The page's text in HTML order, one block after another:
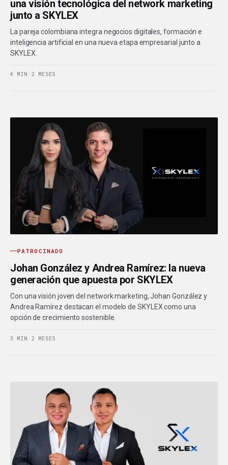
una visión tecnológica del network marketing
junto a SKYLEX
La pareja colombiana integra negocios digitales, formación e
inteligencia artificial en una nueva etapa empresarial junto a
SKYLEX.
4 MIN · 2 MESES
PATROCINADO
Johan González y Andrea Ramírez: la nueva
generación que apuesta por SKYLEX
Con una visión joven del network marketing, Johan González y
Andrea Ramírez destacan el modelo de SKYLEX como una
opción de crecimiento sostenible.
3 MIN · 2 MESES